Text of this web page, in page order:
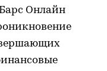
Онлайн